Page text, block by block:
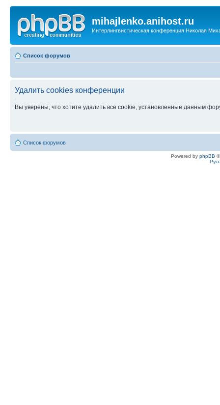
mihajlenko.anihost.ru
Интерлингвистическая конференция Николая
Список форумов
Удалить cookies конференции
Вы уверены, что хотите удалить все cookie, установленные данным
Список форумов
Powered by phpBB